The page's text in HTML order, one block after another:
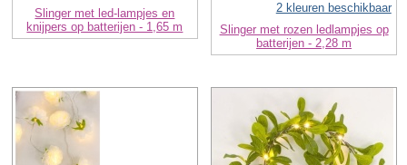
Slinger met led-lampjes en
knijpers op batterijen - 1,65 m
2 kleuren beschikbaar
Slinger met rozen ledlampjes op
batterijen - 2,28 m